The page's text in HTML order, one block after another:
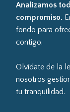
Analizamos
compromiso.
fondo para
contigo.
Olvídate de la
nosotros
tu tranquilidad.